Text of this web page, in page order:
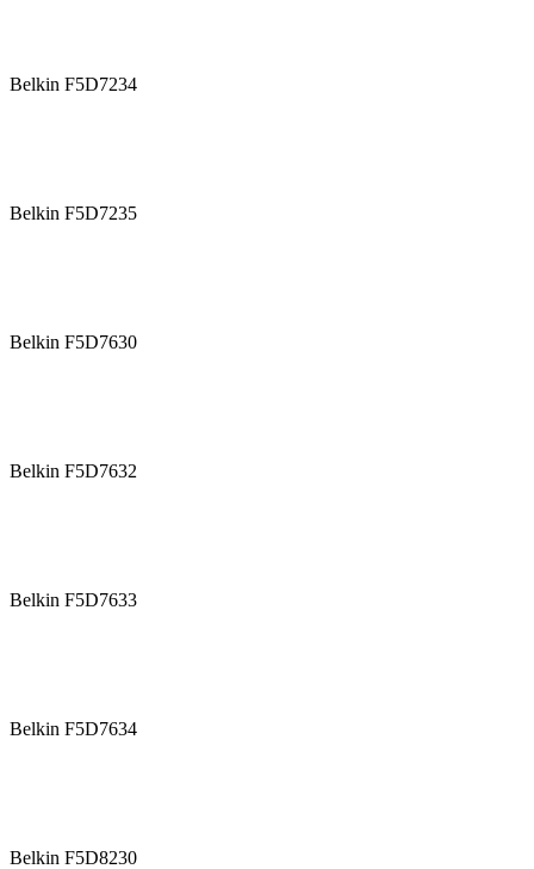
Belkin F5D7234
Belkin F5D7235
Belkin F5D7630
Belkin F5D7632
Belkin F5D7633
Belkin F5D7634
Belkin F5D8230